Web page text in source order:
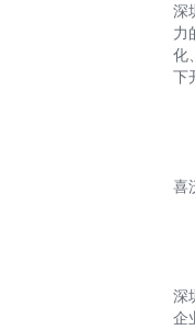
深
力
化
下
喜
深
企